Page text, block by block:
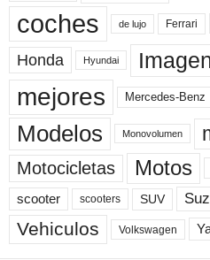
coches de lujo Ferrari
Honda Hyundai
mejores Mercedes-Benz
Modelos Monovolumen
Motocicletas Motos
scooter scooters SUV
Vehiculos Volkswagen